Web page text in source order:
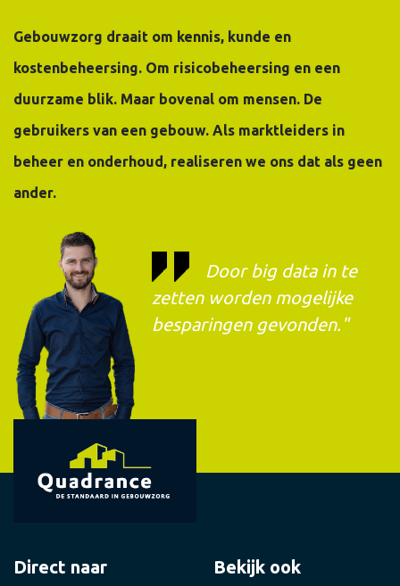
Gebouwzorg draait om kennis, kunde en
kostenbeheersing. Om risicobeheersing en een
duurzame blik. Maar bovenal om mensen. De
gebruikers van een gebouw. Als marktleiders in
beheer en onderhoud, realiseren we ons dat als geen
ander.
Door big data in te
zetten worden mogelijke
besparingen gevonden."
Direct naar Bekijk ook